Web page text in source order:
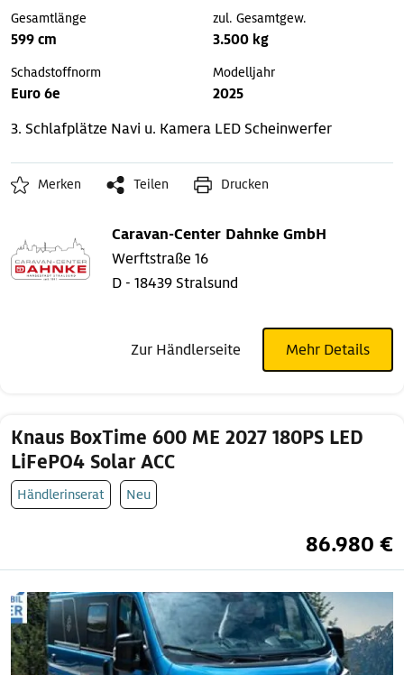
Gesamtlänge
599 cm
zul. Gesamtgew.
3.500 kg
Schadstoffnorm
Euro 6e
Modelljahr
2025
3. Schlafplätze Navi u. Kamera LED Scheinwerfer
Merken Teilen Drucken
Caravan-Center Dahnke GmbH
Werftstraße 16
D - 18439 Stralsund
Zur Händlerseite Mehr Details
Knaus BoxTime 600 ME 2027 180PS LED
LiFePO4 Solar ACC
Händlerinserat Neu
86.980 €